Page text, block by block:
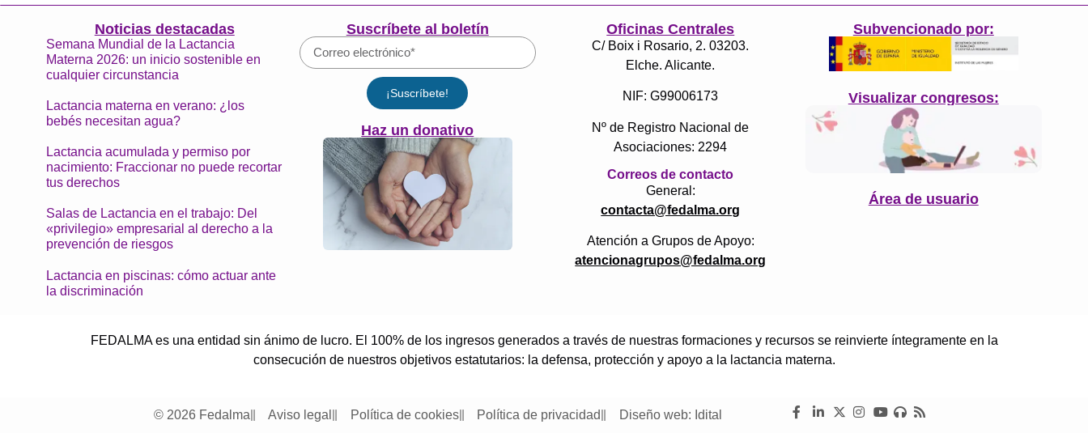
Noticias destacadas
Semana Mundial de la Lactancia
Materna 2026: un inicio sostenible en
cualquier circunstancia
Lactancia materna en verano: ¿los
bebés necesitan agua?
Lactancia acumulada y permiso por
nacimiento: Fraccionar no puede recortar
tus derechos
Salas de Lactancia en el trabajo: Del
«privilegio» empresarial al derecho a la
prevención de riesgos
Lactancia en piscinas: cómo actuar ante
la discriminación
Suscríbete al boletín
¡Suscríbete!
Haz un donativo
Oficinas Centrales
C/ Boix i Rosario, 2. 03203.
Elche. Alicante.
NIF: G99006173
Nº de Registro Nacional de
Asociaciones: 2294
Correos de contacto
General:
contacta@fedalma.org
Atención a Grupos de Apoyo:
atencionagrupos@fedalma.org
Subvencionado por:
Visualizar congresos:
Área de usuario
FEDALMA es una entidad sin ánimo de lucro. El 100% de los ingresos generados a través de nuestras formaciones y recursos se reinvierte íntegramente en la
consecución de nuestros objetivos estatutarios: la defensa, protección y apoyo a la lactancia materna.
© 2026 Fedalma Aviso legal Política de cookies Política de privacidad Diseño web: Idital